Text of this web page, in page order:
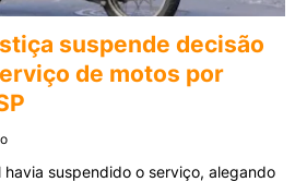
suspende decisão
de motos por
suspendido o serviço, alegando